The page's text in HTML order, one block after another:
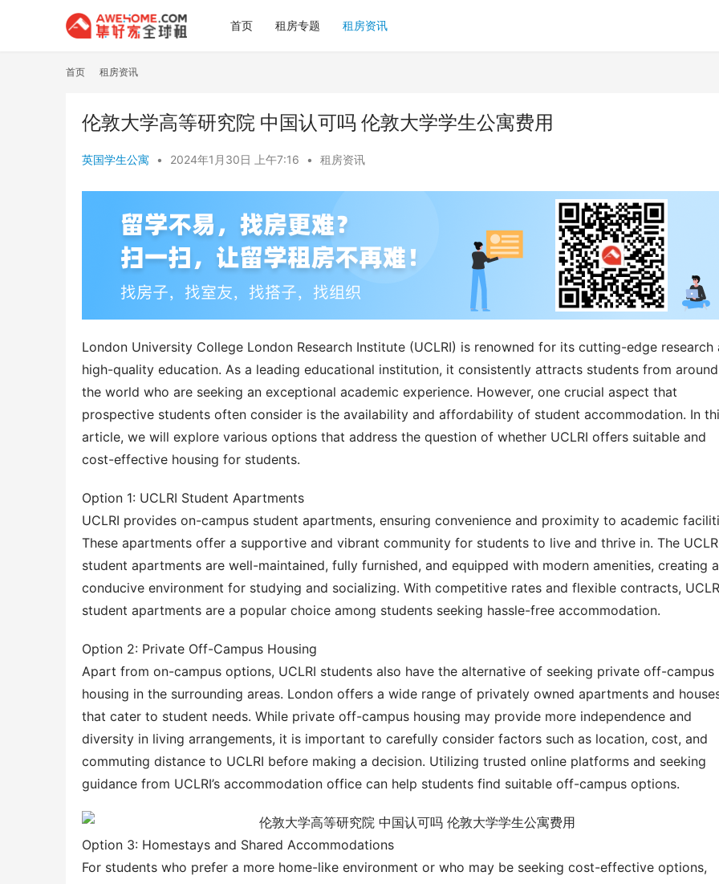
首页 租房专题 租房资讯
首页 租房资讯
伦敦大学高等研究院 中国认可吗 伦敦大学学生公寓费用
英国学生公寓 • 2024年1月30日 上午7:16 • 租房资讯
London University College London Research Institute (UCLRI) is renowned for its cutting-edge research
high-quality education. As a leading educational institution, it consistently attracts students from around
the world who are seeking an exceptional academic experience. However, one crucial aspect that
prospective students often consider is the availability and affordability of student accommodation. In
article, we will explore various options that address the question of whether UCLRI offers suitable and
cost-effective housing for students.
Option 1: UCLRI Student Apartments
UCLRI provides on-campus student apartments, ensuring convenience and proximity to academic
These apartments offer a supportive and vibrant community for students to live and thrive in. The
student apartments are well-maintained, fully furnished, and equipped with modern amenities, creating a
conducive environment for studying and socializing. With competitive rates and flexible contracts,
student apartments are a popular choice among students seeking hassle-free accommodation.
Option 2: Private Off-Campus Housing
Apart from on-campus options, UCLRI students also have the alternative of seeking private off-campus
housing in the surrounding areas. London offers a wide range of privately owned apartments and
that cater to student needs. While private off-campus housing may provide more independence and
diversity in living arrangements, it is important to carefully consider factors such as location, cost, and
commuting distance to UCLRI before making a decision. Utilizing trusted online platforms and seeking
guidance from UCLRI’s accommodation office can help students find suitable off-campus options.
Option 3: Homestays and Shared Accommodations
For students who prefer a more home-like environment or who may be seeking cost-effective options,